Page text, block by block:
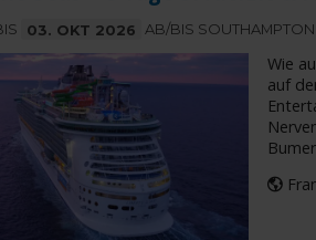
03. OKT 2026 AB/BIS SOUTHAMPTON
Wie
auf